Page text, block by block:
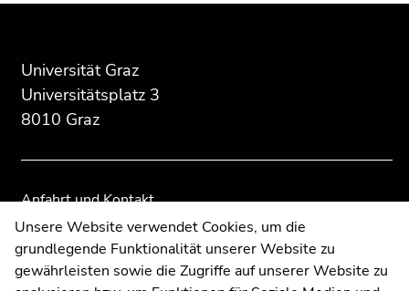
Zusatzinformationen:
Universität Graz
Universitätsplatz 3
8010 Graz
Anfahrt und Kontakt
Kommunikation und Öffentlichkeitsarbeit
Moodle
UNIGRAZonline
Übersicht
Seitenbereiche
Übersicht
Seitenbereiche
Unsere Website verwendet Cookies, um die
grundlegende Funktionalität unserer Website zu
gewährleisten sowie die Zugriffe auf unserer Website zu